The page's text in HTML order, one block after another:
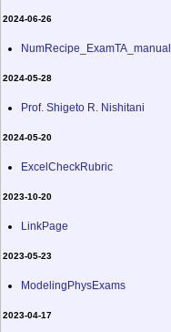
2024-06-26
NumRecipe_ExamTA_manual
2024-05-28
Prof. Shigeto R. Nishitani
2024-05-20
ExcelCheckRubric
2023-10-20
LinkPage
2023-05-23
ModelingPhysExams
2023-04-17